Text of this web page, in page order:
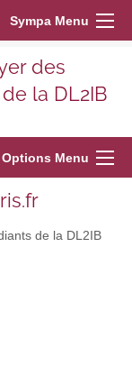
Sympa Menu
des
la DL2IB
Options Menu
de la DL2IB